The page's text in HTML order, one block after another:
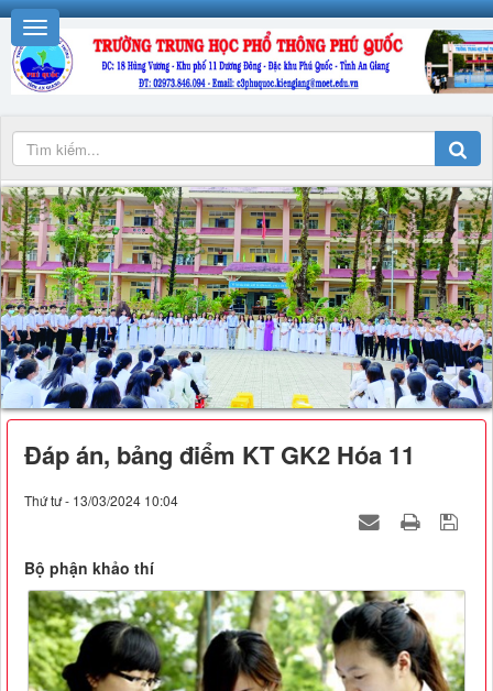
Đáp án, bảng điểm KT GK2 Hóa 11
Thứ tư - 13/03/2024 10:04
Bộ phận khảo thí